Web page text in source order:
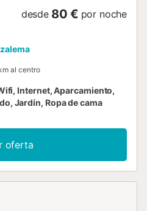
desde 80 € por noche
al centro
Internet, Aparcamiento,
Jardín, Ropa de cama
oferta